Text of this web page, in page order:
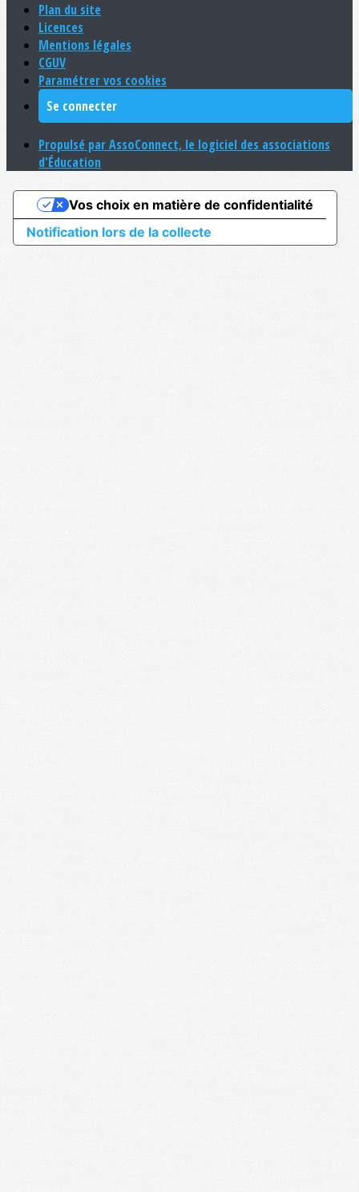
Plan du site
Licences
Mentions légales
CGUV
Paramétrer vos cookies
Se connecter
Propulsé par AssoConnect, le logiciel des associations
d'Éducation
Notification lors de la collecte
Vos choix en matière de confidentialité